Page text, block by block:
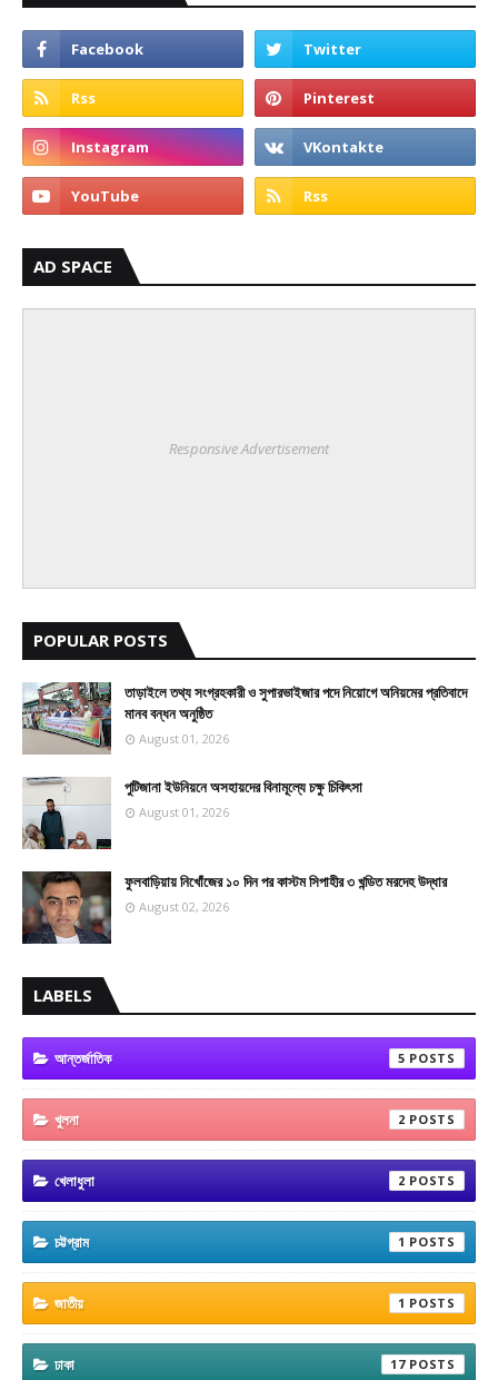
AD SPACE
Responsive Advertisement
POPULAR POSTS
তাড়াইলে তথ্য সংগ্রহকারী ও সুপারভাইজার পদে নিয়োগে অনিয়মের প্রতিবাদে
মানব বন্ধন অনুষ্ঠিত
August 01, 2026
পুটিজানা ইউনিয়নে অসহায়দের বিনামূল্যে চক্ষু চিকিৎসা
August 01, 2026
ফুলবাড়িয়ায় নিখোঁজের ১০ দিন পর কাস্টম সিপাহীর ৩ খন্ডিত মরদেহ উদ্ধার
August 02, 2026
LABELS
আন্তর্জাতিক 5
খুলনা 2
খেলাধুলা 2
চট্টগ্রাম 1
জাতীয় 1
ঢাকা 17